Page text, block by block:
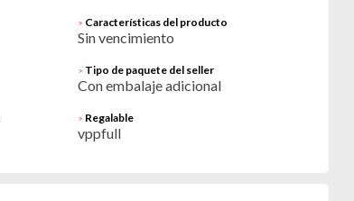
> Características del producto
Sin vencimiento
> Tipo de paquete del seller
Con embalaje adicional
> Regalable
vppfull